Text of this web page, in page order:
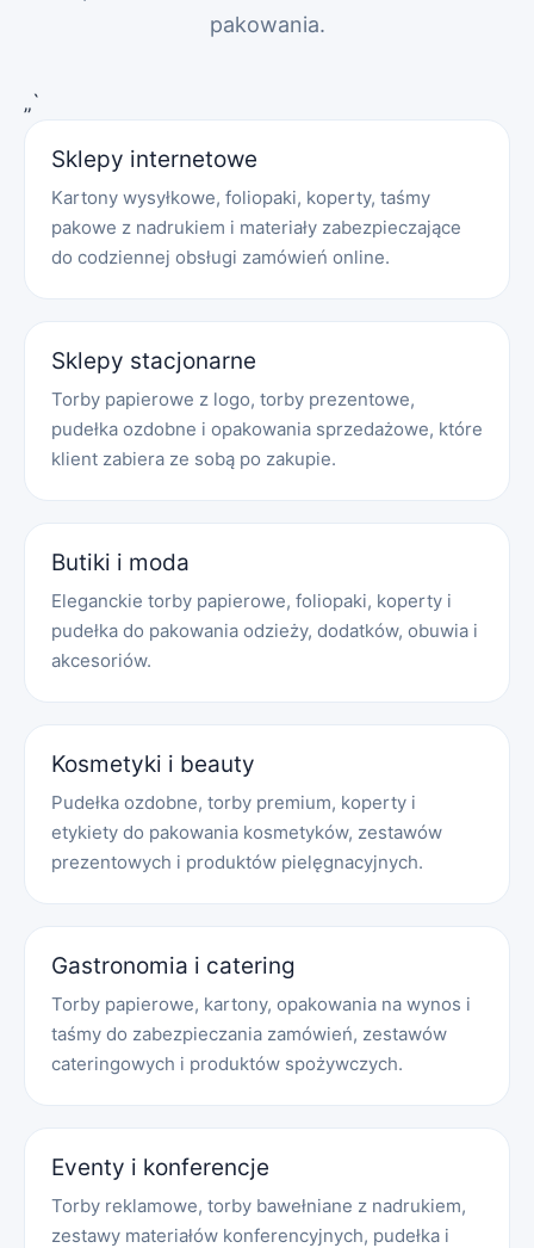
pakowania.
„`
Sklepy internetowe
Kartony wysyłkowe, foliopaki, koperty, taśmy
pakowe z nadrukiem i materiały zabezpieczające
do codziennej obsługi zamówień online.
Sklepy stacjonarne
Torby papierowe z logo, torby prezentowe,
pudełka ozdobne i opakowania sprzedażowe, które
klient zabiera ze sobą po zakupie.
Butiki i moda
Eleganckie torby papierowe, foliopaki, koperty i
pudełka do pakowania odzieży, dodatków, obuwia i
akcesoriów.
Kosmetyki i beauty
Pudełka ozdobne, torby premium, koperty i
etykiety do pakowania kosmetyków, zestawów
prezentowych i produktów pielęgnacyjnych.
Gastronomia i catering
Torby papierowe, kartony, opakowania na wynos i
taśmy do zabezpieczania zamówień, zestawów
cateringowych i produktów spożywczych.
Eventy i konferencje
Torby reklamowe, torby bawełniane z nadrukiem,
zestawy materiałów konferencyjnych, pudełka i